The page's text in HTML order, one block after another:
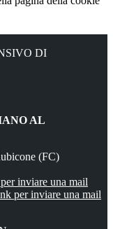
DI
AL
(FC)
inviare una mail
per inviare una mail